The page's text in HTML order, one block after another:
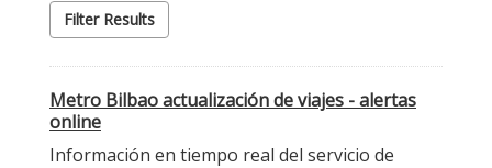
Filter Results
Metro Bilbao actualización de viajes - alertas
online
Información en tiempo real del servicio de